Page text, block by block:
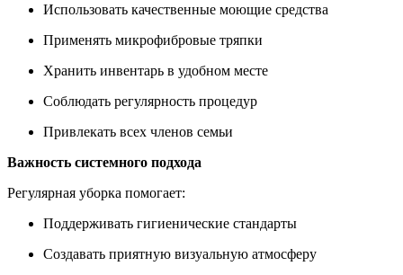
Использовать качественные моющие средства
Применять микрофибровые тряпки
Хранить инвентарь в удобном месте
Соблюдать регулярность процедур
Привлекать всех членов семьи
Важность системного подхода
Регулярная уборка помогает:
Поддерживать гигиенические стандарты
Создавать приятную визуальную атмосферу